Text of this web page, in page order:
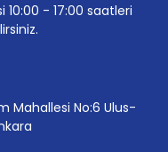
- 17:00 saatleri
Mahallesi No:6 Ulus-